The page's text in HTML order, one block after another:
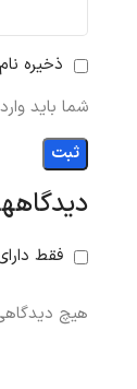
فقط
هیچ
ذخیره
شما باید